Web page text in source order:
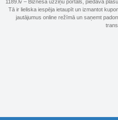
1189.lv – Biznesa uzziņu portāls, piedāvā
Tā ir lieliska iespēja ietaupīt un izmantot
jautājumus online režīmā un saņemt